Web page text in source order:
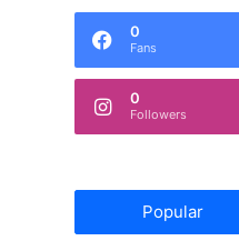
0
Fans
0
Followers
Popular